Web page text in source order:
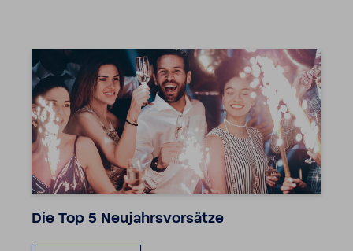
Die Top 5 Neujahrs­vor­sätze